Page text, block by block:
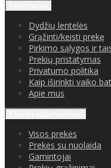
Dydžių lentelės
Grąžinti/keisti prekę
Pirkimo sąlygos ir
Prekių pristatymas
Privatumo politika
Kaip iširinkti vaiko
Apie mus
Visos prekės
Prekės su nuolaida
Gamintojai